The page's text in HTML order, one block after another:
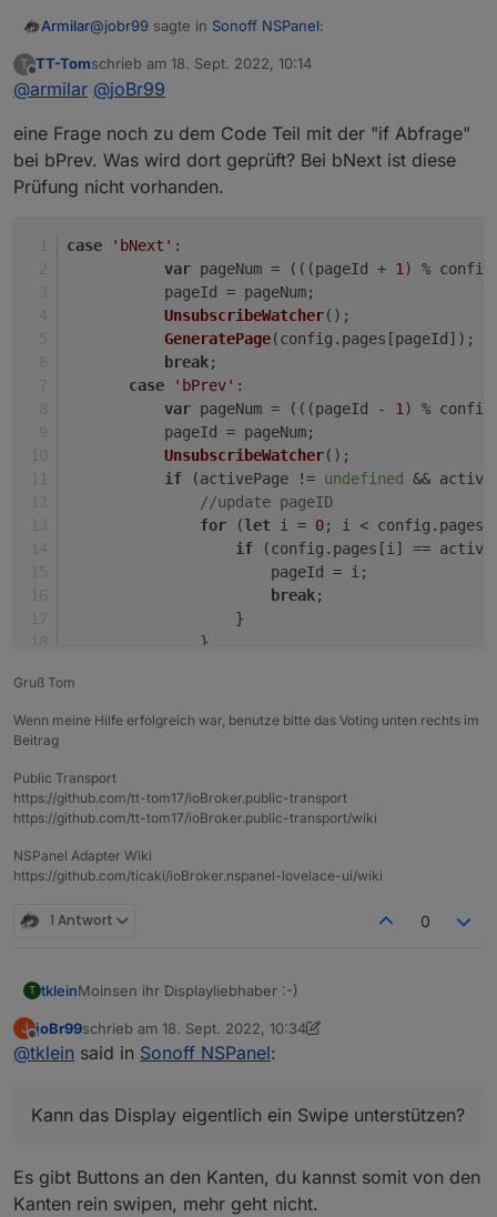
Armilar@jobr99 sagte in Sonoff NSPanel:
@armilar
bPrev bei disem code:
Ergebnis ist 1, sollte aber 4 sein.
(((0 - 1) % 5) + 5) % 5
Wie auch immer ;-)
soll es mal so einbauen und testen. Ist ja auch
schick so...
case 'bNext':
var pageNum = (((pageId + 1) %
           GeneratePage(config.pages[pageId]);
           break;
       case 'bPrev':
var pageNum = (((pageId - 1) %
           pageId = pageNum;
           UnsubscribeWatcher();
if (activePage != undefined &&
               //update pageID
for (let i = 0; i <
if (config.pages[i] ==
                       pageId = i;
                       break;
                   }
               }
T
Offline
TT-Tomschrieb am 18. Sept. 2022, 10:14
zuletzt editiert von
@armilar @joBr99
eine Frage noch zu dem Code Teil mit der "if Abfrage"
bei bPrev. Was wird dort geprüft? Bei bNext ist diese
Prüfung nicht vorhanden.
case 'bNext' :
var pageNum = (((pageId + 1 ) %
           pageId = pageNum;
UnsubscribeWatcher();
GeneratePage(config. pages [pageId]);
break;
case
'bPrev' :
var pageNum = (((pageId - 1 ) %
           pageId = pageNum;
UnsubscribeWatcher();
if (activePage != undefined
&&
//update pageID
for (let i = 0; i < config. pages
if (config. pages [i] ==
                       pageId = i;
break;
                   }
               }
           }
else
Gruß Tom
Wenn meine Hilfe erfolgreich war, benutze bitte das Voting unten rechts im
Beitrag
Public Transport
https://github.com/tt-tom17/ioBroker.public-transport
https://github.com/tt-tom17/ioBroker.public-transport/wiki
NSPanel Adapter Wiki
https://github.com/ticaki/ioBroker.nspanel-lovelace-ui/wiki
1 Antwort 0
T tkleinMoinsen ihr Displayliebhaber :-)
gibt es bisher eine Möglichkeit, auf Subpageebene direkt
die Seiten durchzunavigieren?
Subpage 1 -> Subpage 2 -> Subpage 3. Ich möchte
Auf oberster Ebene geht es ja bereits. "Loop" von erster
zu letzter bzw. umgekehrt wäre nice, aber nicht
welche Seite gerade angezeigt wird?
Kann das Display eigentlich ein Swipe unterstützen?
J
Offline
joBr99schrieb am 18. Sept. 2022, 10:34
zuletzt editiert von joBr99
@tklein said in Sonoff NSPanel:
Kann das Display eigentlich ein Swipe unterstützen?
Es gibt Buttons an den Kanten, du kannst somit von den
Kanten rein swipen, mehr geht nicht.